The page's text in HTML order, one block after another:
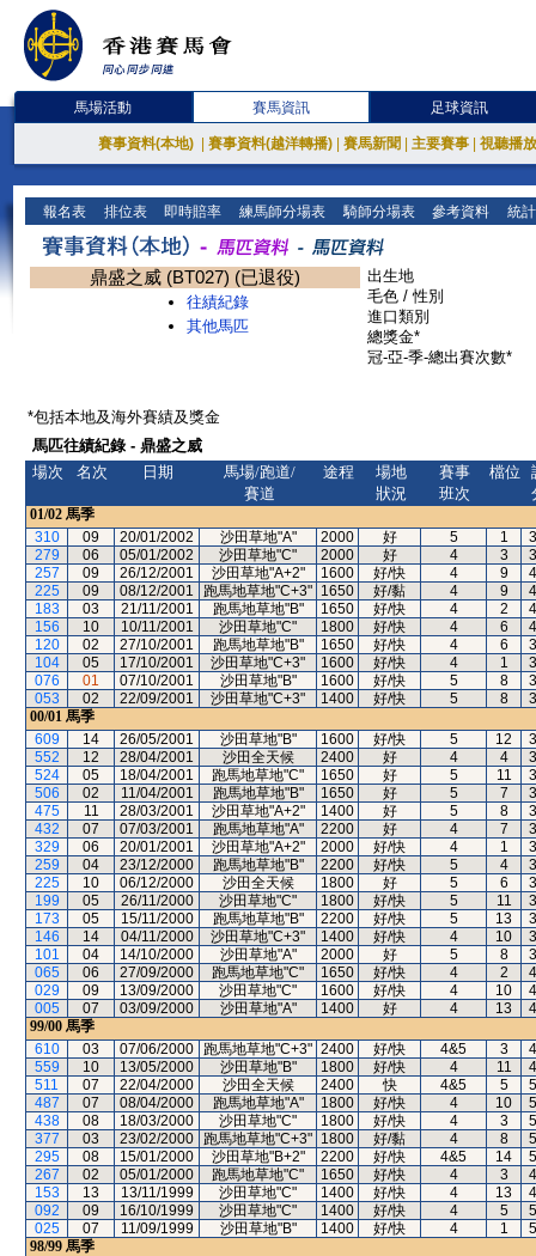
馬場活動 賽馬資訊 足球資訊
賽事資料(本地) 賽事資料(越洋轉播) 賽馬新聞 主要賽事 視聽播
報名表 排位表 即時賠率 練馬師分場表 騎師分場表 參考資料 統
鼎盛之威 (BT027) (已退役)
往績紀錄
其他馬匹
出生地
毛色 / 性別
進口類別
總獎金*
冠-亞-季-總出賽次數*
*包括本地及海外賽績及獎金
馬匹往績紀錄 - 鼎盛之威
場次
名次 日期
馬場/跑道/
賽道
途程
場地
狀況
賽事
班次
檔位
01/02 馬季
310
09 20/01/2002 沙田草地"A" 2000 好 5 1
279
06 05/01/2002 沙田草地"C" 2000 好 4 3
257
09 26/12/2001 沙田草地"A+2" 1600 好/快 4 9
225
09 08/12/2001 跑馬地草地"C+3" 1650 好/黏 4 9
183
03 21/11/2001 跑馬地草地"B" 1650 好/快 4 2
156
10 10/11/2001 沙田草地"C" 1800 好/快 4 6
120
02 27/10/2001 跑馬地草地"B" 1650 好/快 4 6
104
05 17/10/2001 沙田草地"C+3" 1600 好/快 4 1
076
01 07/10/2001 沙田草地"B" 1600 好/快 5 8
053
02 22/09/2001 沙田草地"C+3" 1400 好/快 5 8
00/01 馬季
609
14 26/05/2001 沙田草地"B" 1600 好/快 5 12
552
12 28/04/2001 沙田全天候 2400 好 4 4
524
05 18/04/2001 跑馬地草地"C" 1650 好 5 11
506
02 11/04/2001 跑馬地草地"B" 1650 好 5 7
475
11 28/03/2001 沙田草地"A+2" 1400 好 5 8
432
07 07/03/2001 跑馬地草地"A" 2200 好 4 7
329
06 20/01/2001 沙田草地"A+2" 2000 好/快 4 1
259
04 23/12/2000 跑馬地草地"B" 2200 好/快 5 4
225
10 06/12/2000 沙田全天候 1800 好 5 6
199
05 26/11/2000 沙田草地"C" 1800 好/快 5 11
173
05 15/11/2000 跑馬地草地"B" 2200 好/快 5 13
146
14 04/11/2000 沙田草地"C+3" 1400 好/快 4 10
101
04 14/10/2000 沙田草地"A" 2000 好 5 8
065
06 27/09/2000 跑馬地草地"C" 1650 好/快 4 2
029
09 13/09/2000 沙田草地"C" 1600 好/快 4 10
005
07 03/09/2000 沙田草地"A" 1400 好 4 13
99/00 馬季
610
03 07/06/2000 跑馬地草地"C+3" 2400 好/快 4&5 3
559
10 13/05/2000 沙田草地"B" 1800 好/快 4 11
511
07 22/04/2000 沙田全天候 2400 快 4&5 5
487
07 08/04/2000 跑馬地草地"A" 1800 好/快 4 10
438
08 18/03/2000 沙田草地"C" 1800 好/快 4 3
377
03 23/02/2000 跑馬地草地"C+3" 1800 好/黏 4 8
295
08 15/01/2000 沙田草地"B+2" 2200 好/快 4&5 14
267
02 05/01/2000 跑馬地草地"C" 1650 好/快 4 3
153
13 13/11/1999 沙田草地"C" 1400 好/快 4 13
092
09 16/10/1999 沙田草地"C" 1400 好/快 4 5
025
07 11/09/1999 沙田草地"B" 1400 好/快 4 1
98/99 馬季